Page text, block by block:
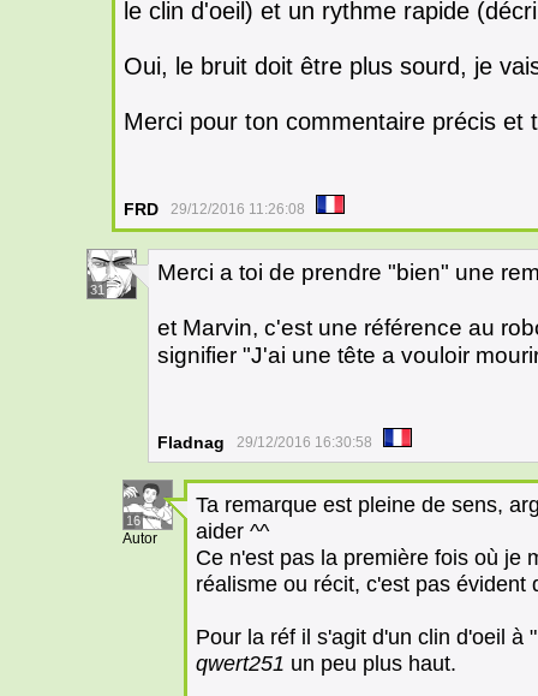
le clin d'oeil) et un rythme rapide
Oui, le bruit doit être plus sourd, je
Merci pour ton commentaire précis
FRD 29/12/2016 11:26:08
31
Merci a toi de prendre "bien" une
et Marvin, c'est une référence au
signifier "J'ai une tête a vouloir
Fladnag 29/12/2016 16:30:58
16
Autor
Ta remarque est pleine de sens,
aider ^^
Ce n'est pas la première fois où je
réalisme ou récit, c'est pas
Pour la réf il s'agit d'un clin d'oeil à
qwert251 un peu plus haut.